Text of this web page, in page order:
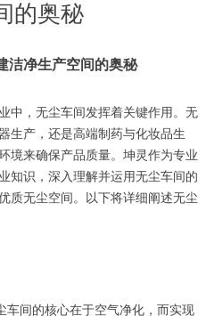
的奥秘
洁净生产空间的奥秘
中，无尘车间发挥着关键作用。无
生产，还是高端制药与化妆品生
境来确保产品质量。坤灵作为专业
知识，深入理解并运用无尘车间的
质无尘空间。以下将详细阐述无尘
车间的核心在于空气净化，而实现